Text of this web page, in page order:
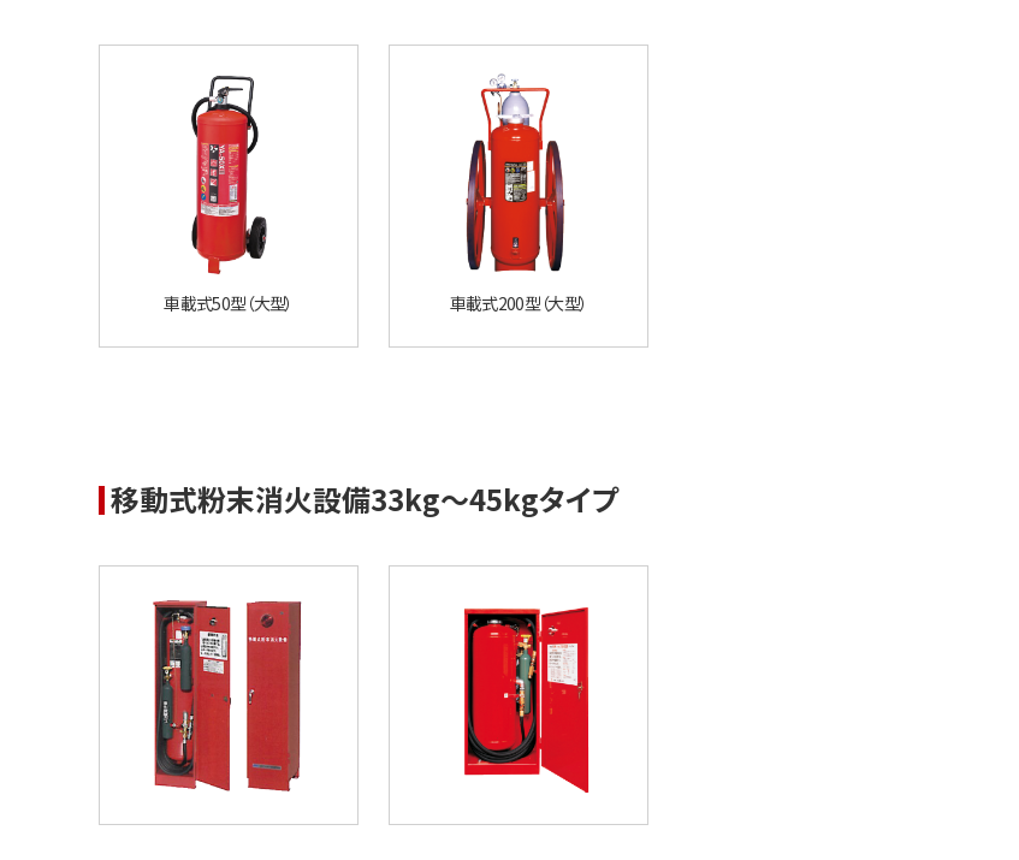
車載式50型（大型） 車載式200型（大型）
移動式粉末消火設備33kg～45kgタイプ